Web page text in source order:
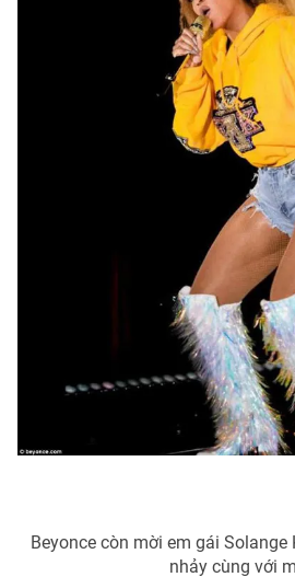
Beyonce còn mời em gái
nhảy cùng với